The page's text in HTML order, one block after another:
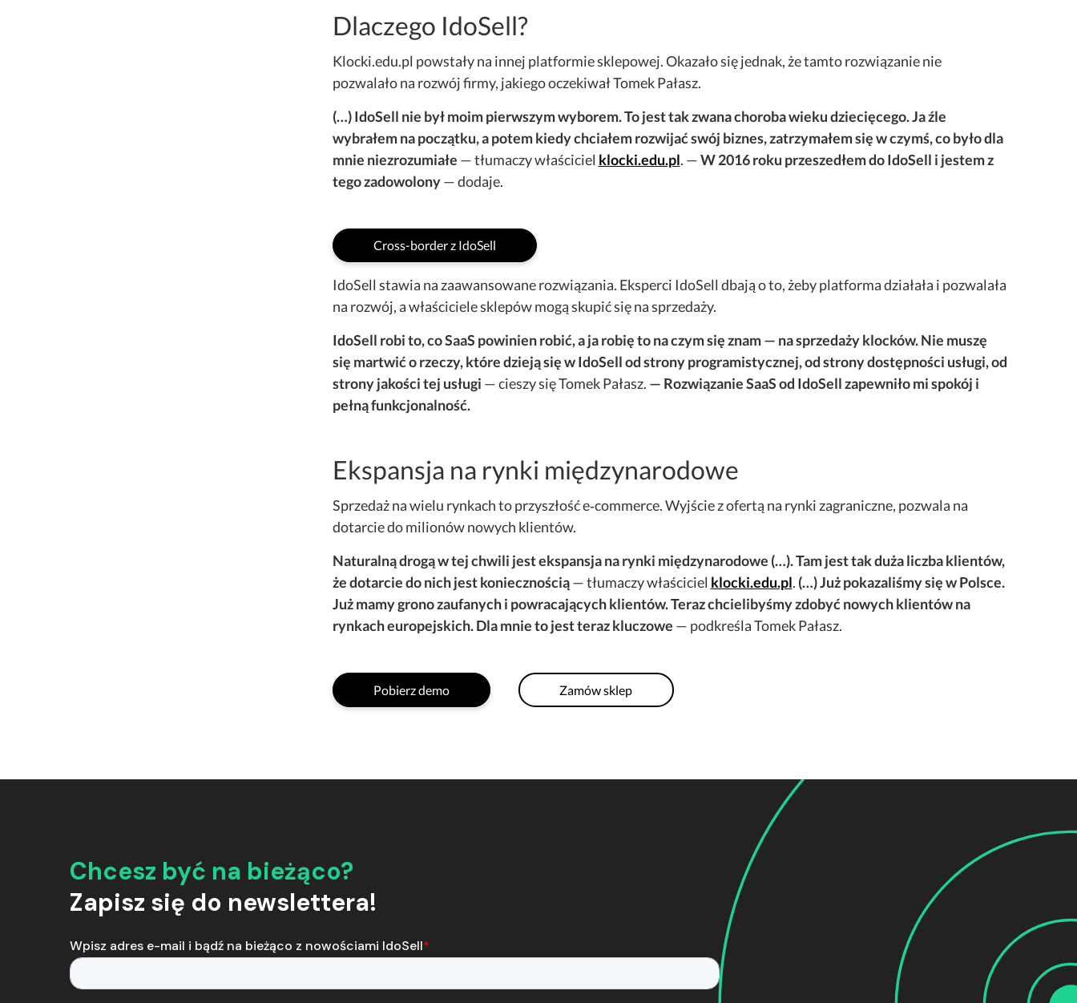
Dlaczego IdoSell?
Klocki.edu.pl powstały na innej platformie sklepowej. Okazało się jednak, że tamto rozwiązanie nie
pozwalało na rozwój firmy, jakiego oczekiwał Tomek Pałasz.
(…) IdoSell nie był moim pierwszym wyborem. To jest tak zwana choroba wieku dziecięcego. Ja źle
wybrałem na początku, a potem kiedy chciałem rozwijać swój biznes, zatrzymałem się w czymś, co było dla
mnie niezrozumiałe — tłumaczy właściciel klocki.edu.pl. —W 2016 roku przeszedłem do IdoSell i jestem z
tego zadowolony— dodaje.
Cross-border z IdoSell
IdoSell stawia na zaawansowane rozwiązania. Eksperci IdoSell dbają o to, żeby platforma działała i pozwalała
na rozwój, a właściciele sklepów mogą skupić się na sprzedaży.
IdoSell robi to, co SaaS powinien robić, a ja robię to na czym się znam — na sprzedaży klocków. Nie muszę
się martwić o rzeczy, które dzieją się w IdoSell od strony programistycznej, od strony dostępności usługi, od
strony jakości tej usługi — cieszy się Tomek Pałasz. — Rozwiązanie SaaS od IdoSell zapewniło mi spokój i
pełną funkcjonalność.
Ekspansja na rynki międzynarodowe
Sprzedaż na wielu rynkach to przyszłość e‑commerce. Wyjście z ofertą na rynki zagraniczne, pozwala na
dotarcie do milionów nowych klientów.
Naturalną drogą w tej chwili jest ekspansja na rynki międzynarodowe (…). Tam jest tak duża liczba klientów,
że dotarcie do nich jest koniecznością— tłumaczy właściciel klocki.edu.pl. (…) Już pokazaliśmy się w Polsce.
Już mamy grono zaufanych i powracających klientów. Teraz chcielibyśmy zdobyć nowych klientów na
rynkach europejskich. Dla mnie to jest teraz kluczowe — podkreśla Tomek Pałasz.
Pobierz demo Zamów sklep